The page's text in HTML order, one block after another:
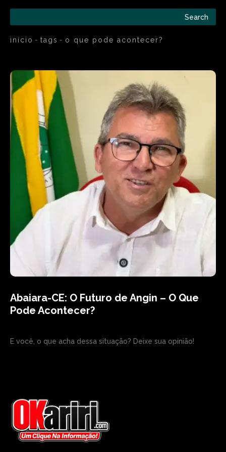
Search
início tags o que pode acontecer?
Abaiara-CE: O Futuro de Angin – O Que
Pode Acontecer?
E você, o que acha dessa situação? Deixe sua opinião!